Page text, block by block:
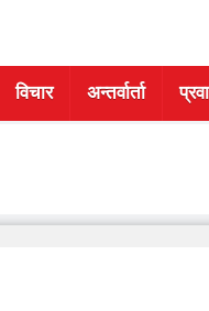
विचार अन्तर्वार्ता